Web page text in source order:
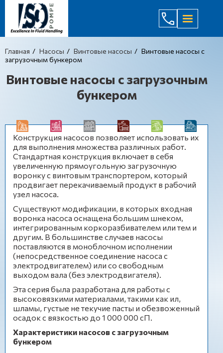
(044)
Главная Насосы Винтовые насосы
Винтовые насосы с
загрузочным бункером
Винтовые насосы с загрузочным
бункером
Конструкция насосов позволяет использовать их
для выполнения множества различных работ.
Стандартная конструкция включает в себя
увеличенную прямоугольную загрузочную
воронку с винтовым транспортером, который
продвигает перекачиваемый продукт в рабочий
узел насоса.
Существуют модификации, в которых входная
воронка насоса оснащена большим шнеком,
интегрированным коркоразбивателем или тем и
другим. В большинстве случаев насосы
поставляются в моноблочном исполнении
(непосредственное соединение насоса с
электродвигателем) или со свободным
выходом вала (без электродвигателя).
Эта серия была разработана для работы с
высоковязкими материалами, такими как ил,
шламы, густые не текучие пасты и обезвоженный
осадок с вязкостью до 1 000 000 сП.
Характеристики насосов с загрузочным
бункером